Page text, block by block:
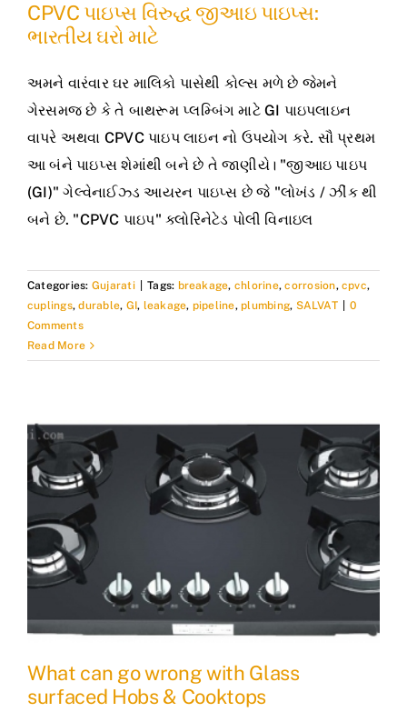
CPVC પાઇપ્સ વિરુદ્ધ જીઆઇ પાઇપ્સ:
ભારતીય ઘરો માટે
અમને વારંવાર ઘર માલિકો પાસેથી કોલ્સ મળે છે જેમને
ગેરસમજ છે કે તે બાથરૂમ પ્લમ્બિંગ માટે GI પાઇપલાઇન
વાપરે અથવા CPVC પાઇપ લાઇન નો ઉપયોગ કરે. સૌ પ્રથમ
આ બંને પાઇપ્સ શેમાંથી બને છે તે જાણીયે। "જીઆઇ પાઇપ
(GI)" ગેલ્વેનાઈઝ્ડ આયરન પાઇપ્સ છે જે "લોખંડ / ઝીંક થી
બને છે. "CPVC પાઇપ" ક્લોરિનેટેડ પોલી વિનાઇલ
Categories: Gujarati Tags: breakage, chlorine,corrosion, cpvc,
cuplings,durable, GI, leakage, pipeline,plumbing, SALVAT
0
Comments
Read More
What can go wrong with Glass
surfaced Hobs & Cooktops